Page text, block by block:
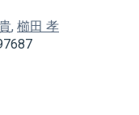
, 櫛田 孝